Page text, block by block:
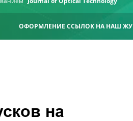
ОФОРМЛЕНИЕ ССЫЛОК НА НАШ
на